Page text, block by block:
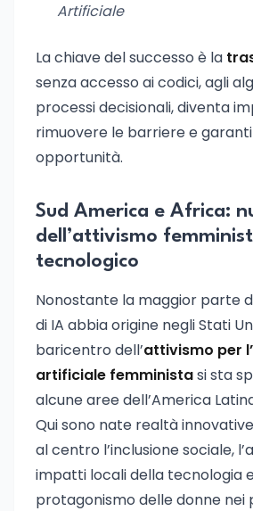
Artificiale
La chiave del successo è la
senza accesso ai codici, agli
processi decisionali, diventa
rimuovere le barriere e
opportunità.
Sud America e Africa:
dell’attivismo
tecnologico
Nonostante la maggior parte
di IA abbia origine negli Stati
baricentro dell’attivismo per
artificiale femministasi sta
alcune aree dell’America
Qui sono nate realtà
al centro l’inclusione sociale,
impatti locali della tecnologia
protagonismo delle donne nei